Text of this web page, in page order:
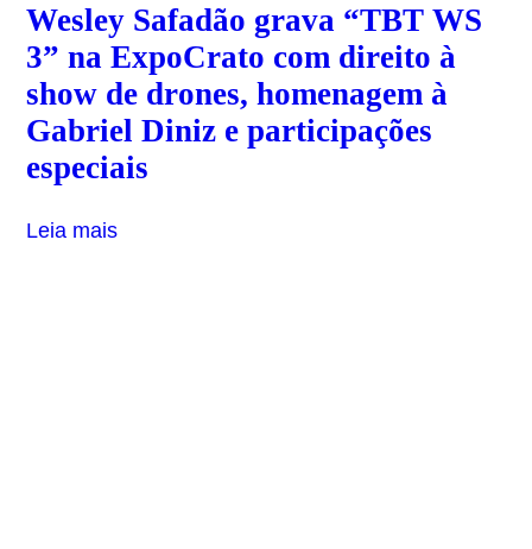
Wesley Safadão grava “TBT WS
3” na ExpoCrato com direito à
show de drones, homenagem à
Gabriel Diniz e participações
especiais
Leia mais